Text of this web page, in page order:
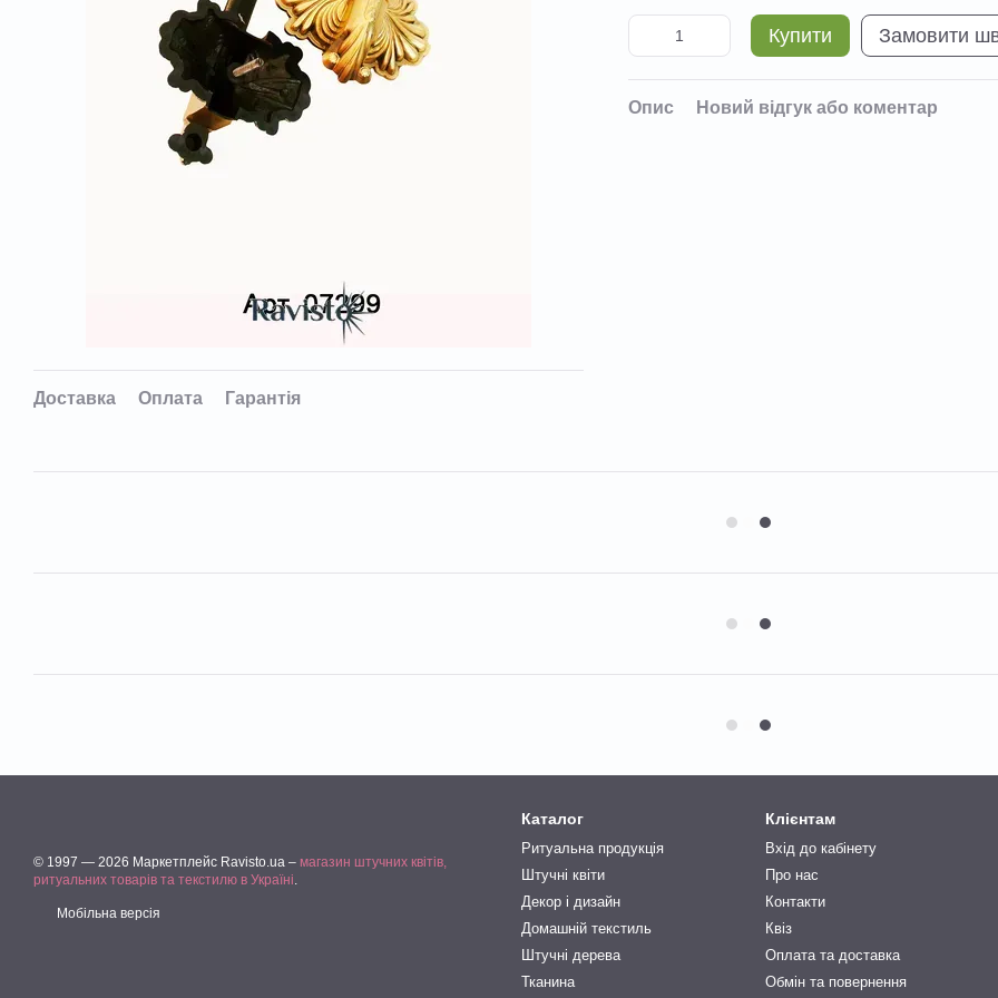
Доставка Оплата Гарантія
Купити Замовити
Опис Новий відгук або коментар
© 1997 — 2026 Маркетплейс Ravisto.ua – магазин штучних квітів,
ритуальних товарів та текстилю в Україні.
Мобільна версія
Каталог
Ритуальна продукція
Штучні квіти
Декор і дизайн
Домашній текстиль
Штучні дерева
Тканина
Клієнтам
Вхід до кабінету
Про нас
Контакти
Квіз
Оплата та доставка
Обмін та повернення